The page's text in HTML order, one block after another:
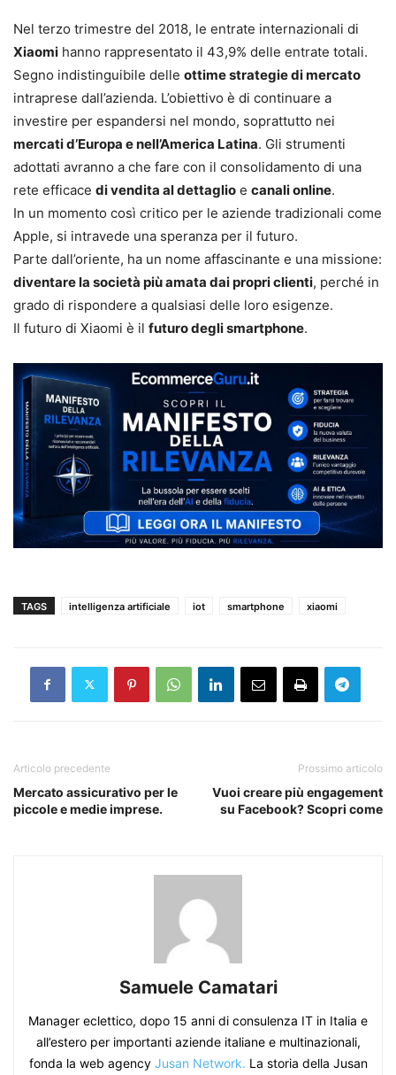
Nel terzo trimestre del 2018, le entrate internazionali di
Xiaomi hanno rappresentato il 43,9% delle entrate totali.
Segno indistinguibile delle ottime strategie di mercato
intraprese dall’azienda. L’obiettivo è di continuare a
investire per espandersi nel mondo, soprattutto nei
mercati d’Europa e nell’America Latina. Gli strumenti
adottati avranno a che fare con il consolidamento di una
rete efficace di vendita al dettaglio e canali online.
In un momento così critico per le aziende tradizionali come
Apple, si intravede una speranza per il futuro.
Parte dall’oriente, ha un nome affascinante e una missione:
diventare la società più amata dai propri clienti, perché in
grado di rispondere a qualsiasi delle loro esigenze.
Il futuro di Xiaomi è il futuro degli smartphone.
TAGS intelligenza artificiale iot smartphone xiaomi
Articolo precedente
Mercato assicurativo per le
piccole e medie imprese.
Prossimo articolo
Vuoi creare più engagement
su Facebook? Scopri come
Samuele Camatari
Manager eclettico, dopo 15 anni di consulenza IT in Italia e
all’estero per importanti aziende italiane e multinazionali,
fonda la web agency Jusan Network. La storia della Jusan